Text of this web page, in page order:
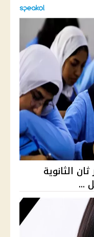
ثان الثانوية
...